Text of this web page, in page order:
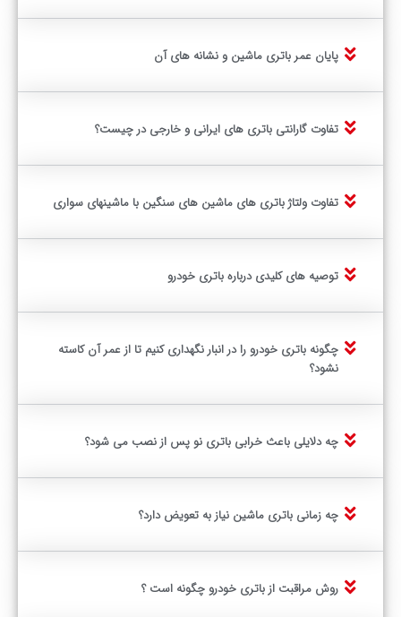
پایان عمر باتری ماشین و نشانه های آن
تفاوت گارانتی باتری های ایرانی و خارجی در چیست؟
تفاوت ولتاژ باتری های ماشین های سنگین با ماشینهای سواری
توصیه های کلیدی درباره باتری خودرو
چگونه باتری خودرو را در انبار نگهداری کنیم تا از عمر آن کاسته
نشود؟
چه دلایلی باعث خرابی باتری نو پس از نصب می شود؟
چه زمانی باتری ماشین نیاز به تعویض دارد؟
روش مراقبت از باتری خودرو چگونه است ؟